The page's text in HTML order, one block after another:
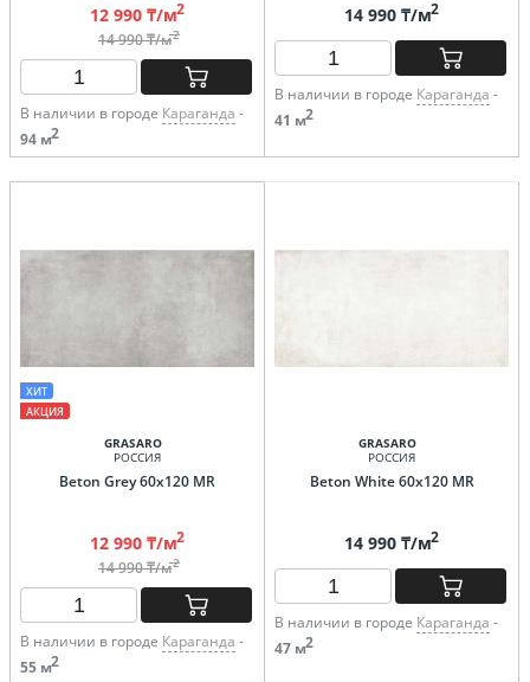
12 990 ₸/м2
14 990 ₸/м2
В наличии в городе Караганда -
94 м2
14 990 ₸/м2
В наличии в городе Караганда -
41 м2
ХИТ
АКЦИЯ
GRASARO
РОССИЯ
Beton Grey 60х120 MR
12 990 ₸/м2
14 990 ₸/м2
В наличии в городе Караганда -
55 м2
GRASARO
РОССИЯ
Beton White 60x120 MR
14 990 ₸/м2
В наличии в городе Караганда -
47 м2